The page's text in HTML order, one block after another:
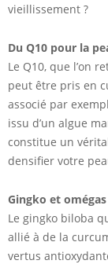
vieillissement ?
Du Q10 pour la
Le Q10, que l’on
peut être pris en
associé par
issu d’un algue
constitue un
densifier votre
Gingko et
Le gingko biloba
allié à de la
vertus